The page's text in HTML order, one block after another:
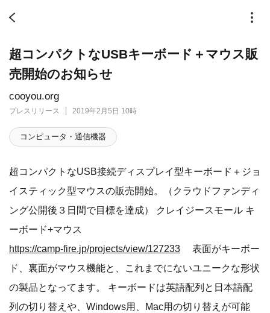
cooyou.org
プレスリリース 2019年2月5日 10時
超コンパクトなUSBキーボード＋マウス販
売開始のお知らせ
コンピュータ・通信機器
超コンパクトなUSB接続ディスプレイ型キーボード＋ジョ
イスティック型マウスの販売開始。（クラウドファンディ
ング公開後３日間で目標を達成） クレイジースモール キ
ーボード+マウス
https://camp-fire.jp/projects/view/127233 表面がキーボー
ド、裏面がマウス機能と、これまでにないユニークな形状
の製品となってます。 キーボードは英語配列と日本語配
列の切り替えや、Windows用、Mac用の切り替えが可能